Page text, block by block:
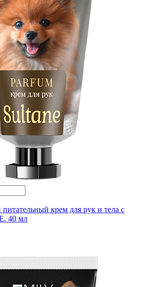
крем для рук и тела с
40 мл